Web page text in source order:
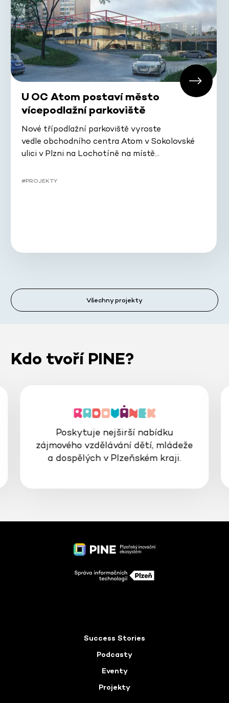
U OC Atom postaví město
vícepodlažní parkoviště
Nové třípodlažní parkoviště vyroste
vedle obchodního centra Atom v Sokolovské
ulici v Plzni na Lochotíně na místě…
#PROJEKTY
Všechny projekty
Kdo tvoří PINE?
Poskytuje nejširší nabídku
zájmového vzdělávání dětí, mládeže
a dospělých v Plzeňském kraji.
Success Stories
Podcasty
Eventy
Projekty